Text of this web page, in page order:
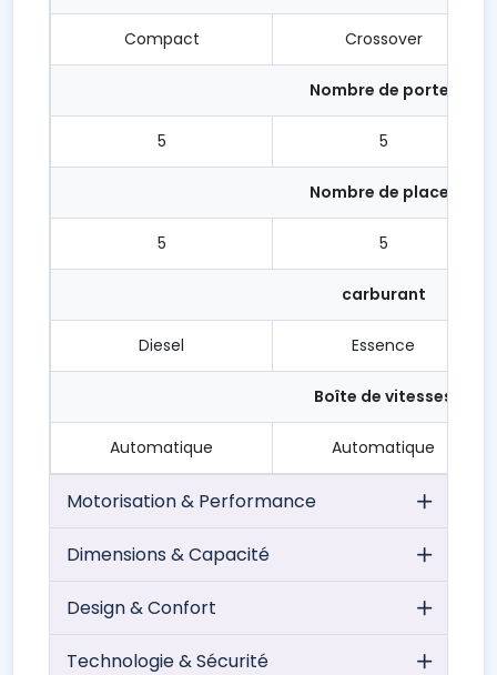
Compact Crossover
Nombre de portes
5 5
Nombre de places
5 5
carburant
Diesel Essence
Boîte de vitesses
Automatique Automatique
Motorisation & Performance
Dimensions & Capacité
Design & Confort
Technologie & Sécurité